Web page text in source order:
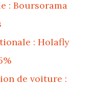
: Boursorama
: Holafly
de voiture :